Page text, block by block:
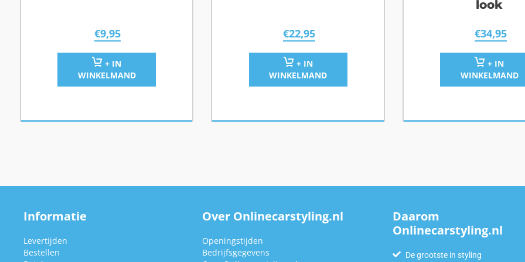
€9,95
+ IN
WINKELMAND
€22,95
+ IN
WINKELMAND
look
€34,95
+ IN
WINKELMAND
Informatie
Levertijden
Bestellen
Over Onlinecarstyling.nl
Openingstijden
Bedrijfsgegevens
Daarom
Onlinecarstyling.nl
De grootste in styling